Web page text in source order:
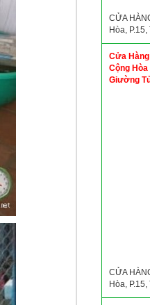
CỬA
Hòa,
Cửa
Cộng Hòa
Giường
CỬA
Hòa,